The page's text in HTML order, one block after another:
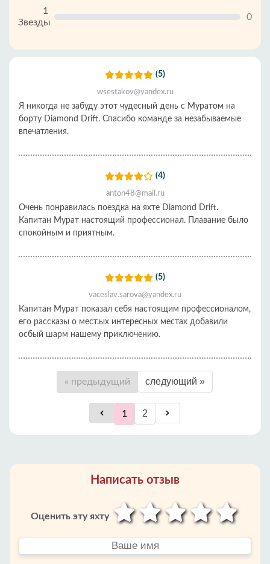
1
Звезды
0
(5)
wsestakov@yandex.ru
Я никогда не забуду этот чудесный день с Муратом на
борту Diamond Drift. Спасибо команде за незабываемые
впечатления.
(4)
anton48@mail.ru
Очень понравилась поездка на яхте Diamond Drift.
Капитан Мурат настоящий профессионал. Плавание было
спокойным и приятным.
(5)
vaceslav.sarova@yandex.ru
Капитан Мурат показал себя настоящим профессионалом,
его рассказы о мест.ых интересных местax добавили
осбый шарм нашему приключению.
« предыдущий следующий »
1 2
Написать отзыв
Оценить эту яхту